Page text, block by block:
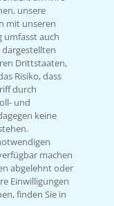
unsere
mit unseren
umfasst auch
Drittstaaten,
Risiko, dass
durch
und
keine
machen
abgelehnt oder
Einwilligungen
finden Sie in